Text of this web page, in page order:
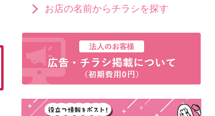
お店の名前からチラシを探す